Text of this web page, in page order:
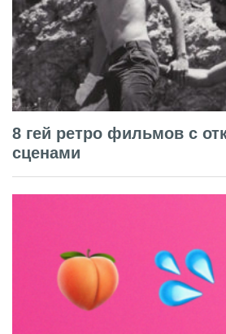
8 гей ретро фильмов с
сценами